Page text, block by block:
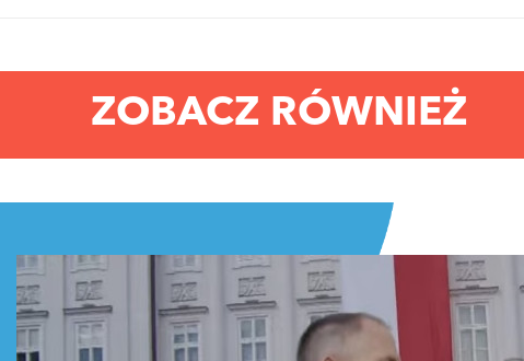
ZOBACZ RÓWNIEŻ